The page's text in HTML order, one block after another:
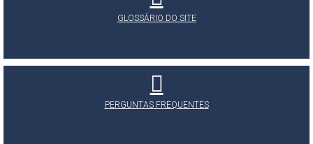
GLOSSÁRIO DO SITE
PERGUNTAS FREQUENTES